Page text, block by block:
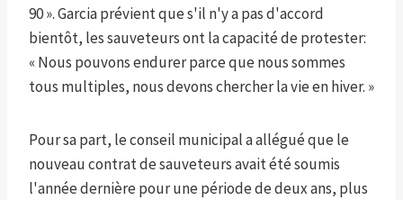
90 ». Garcia prévient que s'il n'y a pas d'accord
bientôt, les sauveteurs ont la capacité de protester:
« Nous pouvons endurer parce que nous sommes
tous multiples, nous devons chercher la vie en hiver. »
Pour sa part, le conseil municipal a allégué que le
nouveau contrat de sauveteurs avait été soumis
l'année dernière pour une période de deux ans, plus